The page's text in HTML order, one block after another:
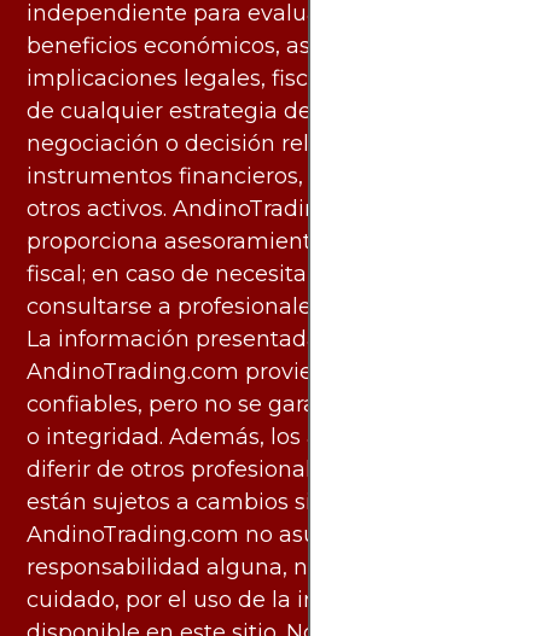
independiente para evaluar los riesgos y
beneficios económicos, así como las
implicaciones legales, fiscales y contables
de cualquier estrategia de inversión,
negociación o decisión relacionada con
instrumentos financieros, materias primas u
otros activos. AndinoTrading.com no
proporciona asesoramiento legal, contable o
fiscal; en caso de necesitarlo, debe
consultarse a profesionales especializados.
La información presentada por
AndinoTrading.com proviene de fuentes
confiables, pero no se garantiza su exactitud
o integridad. Además, los análisis pueden
diferir de otros profesionales calificados y
están sujetos a cambios sin previo aviso.
AndinoTrading.com no asume
responsabilidad alguna, ni deber de
cuidado, por el uso de la información